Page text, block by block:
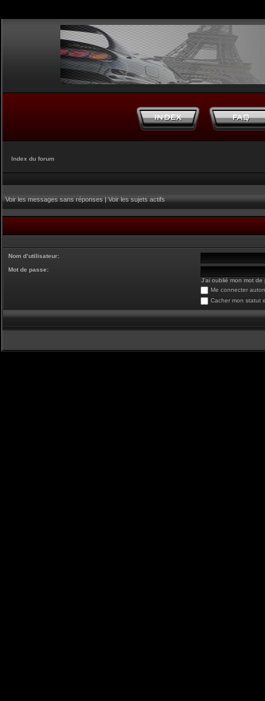
Index du forum
Voir les messages sans réponses|Voir les sujets actifs
Nom d’utilisateur:
Mot de passe:
J’ai oublié mon mot de
Me connecter
Cacher mon statut